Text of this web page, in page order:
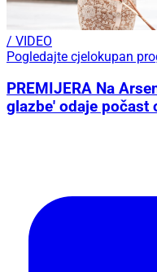
/ VIDEO
Pogledajte cjelokupan
PREMIJERA Na
glazbe' odaje počast